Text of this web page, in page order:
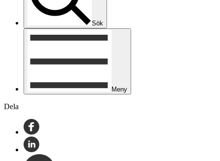
Sök
Meny
Dela